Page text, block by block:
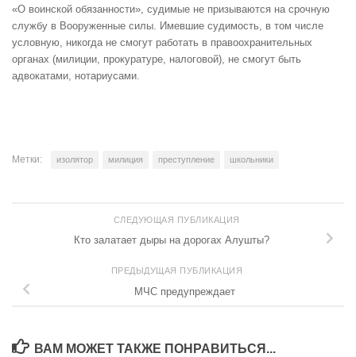
«О воинской обязанности», судимые не призываются на срочную
службу в Вооруженные силы. Имевшие судимость, в том числе
условную, никогда не смогут работать в правоохранительных
органах (милиции, прокуратуре, налоговой), не смогут быть
адвокатами, нотариусами.
Метки: изолятор милиция преступление школьники
СЛЕДУЮЩАЯ ПУБЛИКАЦИЯ
Кто залатает дыры на дорогах Алушты?
ПРЕДЫДУЩАЯ ПУБЛИКАЦИЯ
МЧС предупреждает
ВАМ МОЖЕТ ТАКЖЕ ПОНРАВИТЬСЯ...